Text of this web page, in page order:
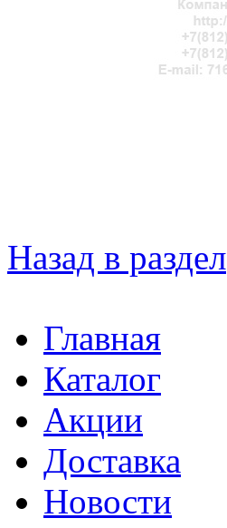
Назад в раздел
Главная
Каталог
Акции
Доставка
Новости